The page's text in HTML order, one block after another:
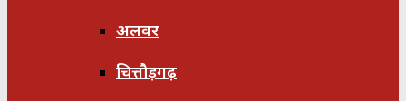
अलवर
चित्तौड़गढ़